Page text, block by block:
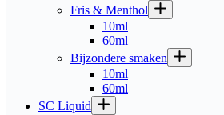
Fris & Menthol
10ml
60ml
Bijzondere smaken
10ml
60ml
SC Liquid